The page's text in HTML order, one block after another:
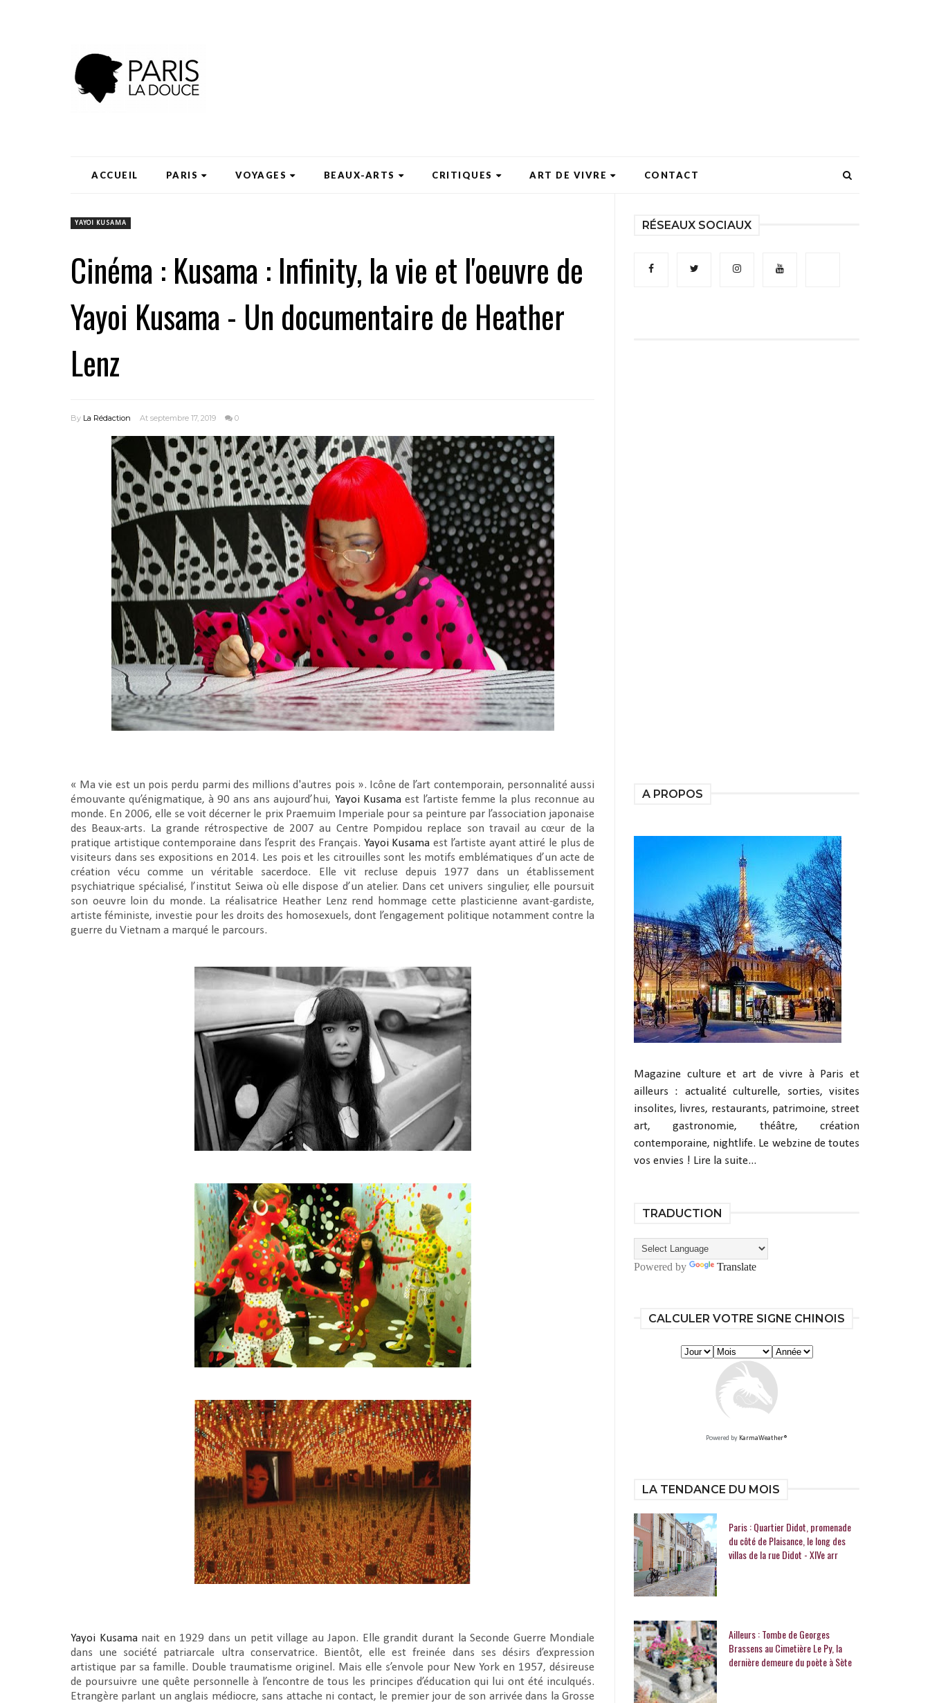
ACCUEIL PARIS VOYAGES BEAUX-ARTS CRITIQUES ART DE VIVRE CONTACT
YAYOI KUSAMA
Cinéma : Kusama : Infinity, la vie et l'oeuvre de
Yayoi Kusama - Un documentaire de Heather
Lenz
By La Rédaction At septembre 17, 2019 0
« Ma vie est un pois perdu parmi des millions d'autres pois ». Icône de l’art contemporain, personnalité aussi
émouvante qu’énigmatique, à 90 ans ans aujourd’hui, Yayoi Kusamaest l’artiste femme la plus reconnue au
monde. En 2006, elle se voit décerner le prix Praemuim Imperiale pour sa peinture par l’association japonaise
des Beaux-arts. La grande rétrospective de 2007 au Centre Pompidou replace son travail au cœur de la
pratique artistique contemporaine dans l’esprit des Français. Yayoi Kusama est l’artiste ayant attiré le plus de
visiteurs dans ses expositions en 2014. Les pois et les citrouilles sont les motifs emblématiques d’un acte de
création vécu comme un véritable sacerdoce. Elle vit recluse depuis 1977 dans un établissement
psychiatrique spécialisé, l’institut Seiwa où elle dispose d’un atelier. Dans cet univers singulier, elle poursuit
son oeuvre loin du monde. La réalisatrice Heather Lenz rend hommage cette plasticienne avant-gardiste,
artiste féministe, investie pour les droits des homosexuels, dont l’engagement politique notamment contre la
guerre du Vietnam a marqué le parcours.
Yayoi Kusamanait en 1929 dans un petit village au Japon. Elle grandit durant la Seconde Guerre Mondiale
dans une société patriarcale ultra conservatrice. Bientôt, elle est freinée dans ses désirs d’expression
artistique par sa famille. Double traumatisme originel. Mais elle s’envole pour New York en 1957, désireuse
de poursuivre une quête personnelle à l’encontre de tous les principes d’éducation qui lui ont été inculqués.
Etrangère parlant un anglais médiocre, sans attache ni contact, le premier jour de son arrivée dans la Grosse
RÉSEAUX SOCIAUX
A PROPOS
Magazine culture et art de vivre à Paris et
ailleurs : actualité culturelle, sorties, visites
insolites, livres, restaurants, patrimoine, street
art, gastronomie, théâtre, création
contemporaine, nightlife. Le webzine de toutes
vos envies ! Lire la suite...
TRADUCTION
Powered by Translate
CALCULER VOTRE SIGNE CHINOIS
Powered by KarmaWeather®
LA TENDANCE DU MOIS
Paris : Quartier Didot, promenade
du côté de Plaisance, le long des
villas de la rue Didot - XIVe arr
Ailleurs : Tombe de Georges
Brassens au Cimetière Le Py, la
dernière demeure du poète à Sète